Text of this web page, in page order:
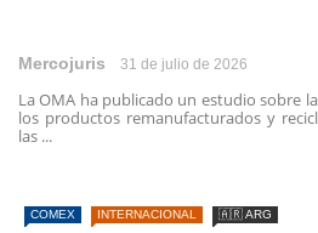
Mercojuris 31 de julio de 2026
La OMA ha publicado un estudio sobre
los productos remanufacturados y
las ...
COMEX INTERNACIONAL 🇦🇷 ARG